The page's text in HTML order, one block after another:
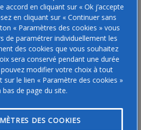
mois.
Jacques Hirsch
€
médicaux
accord en cliquant sur « Ok j’accepte
en cliquant sur « Continuer sans
« Paramètres des cookies » vous
de paramétrer individuellement les
des cookies que vous souhaitez
sera conservé pendant une durée
modifier votre choix à tout
sur le lien « Paramètre des cookies »
bas de page du site.
DES COOKIES